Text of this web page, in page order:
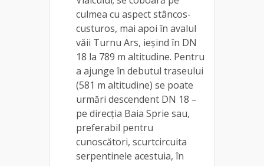
culmea cu aspect stâncos-
custuros, mai apoi în avalul
văii Turnu Ars, ieșind în DN
18 la 789 m altitudine. Pentru
a ajunge în debutul traseului
(581 m altitudine) se poate
urmări descendent DN 18 –
pe direcția Baia Sprie sau,
preferabil pentru
cunoscători, scurtcircuita
serpentinele acestuia, în